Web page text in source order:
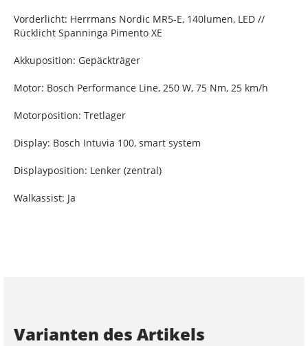
Vorderlicht: Herrmans Nordic MR5-E, 140lumen, LED //
Rücklicht Spanninga Pimento XE
Akkuposition: Gepäckträger
Motor: Bosch Performance Line, 250 W, 75 Nm, 25 km/h
Motorposition: Tretlager
Display: Bosch Intuvia 100, smart system
Displayposition: Lenker (zentral)
Walkassist: Ja
Varianten des Artikels